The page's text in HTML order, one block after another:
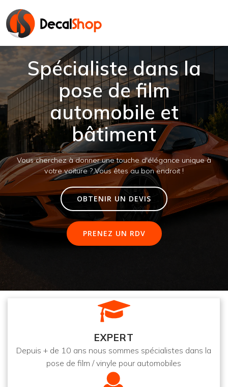
Spécialiste dans la
pose de film
automobile et
bâtiment
Vous cherchez à donner une touche d'élégance unique à
votre voiture ? Vous êtes au bon endroit !
OBTENIR UN DEVIS
PRENEZ UN RDV
EXPERT
Depuis + de 10 ans nous sommes spécialistes dans la
pose de film / vinyle pour automobiles